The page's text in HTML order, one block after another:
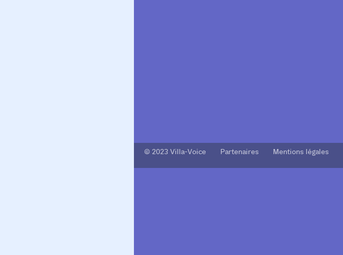
© 2023 Villa-Voice Partenaires Mentions légales